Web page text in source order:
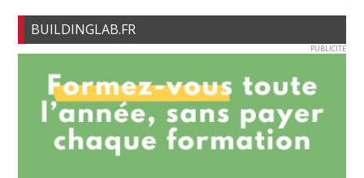
BUILDINGLAB.FR
PUBLICITE